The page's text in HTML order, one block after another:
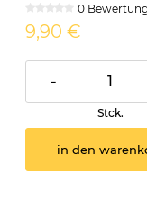
0
9,90 €
-
Stck.
in den